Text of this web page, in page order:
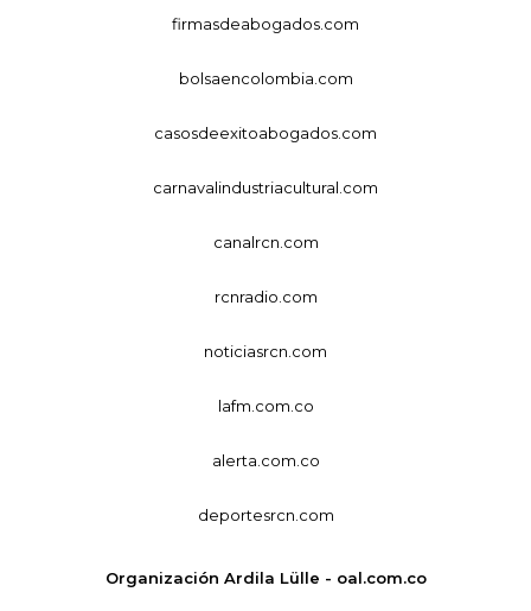
firmasdeabogados.com
bolsaencolombia.com
casosdeexitoabogados.com
carnavalindustriacultural.com
canalrcn.com
rcnradio.com
noticiasrcn.com
lafm.com.co
alerta.com.co
deportesrcn.com
Organización Ardila Lülle - oal.com.co